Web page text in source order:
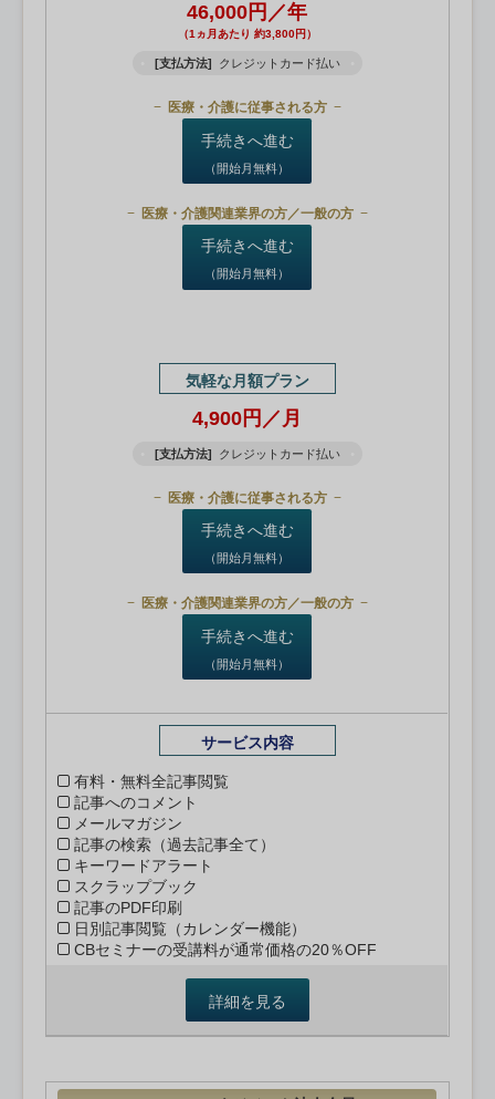
46,000円／年
（1ヵ月あたり 約3,800円）
[支払方法] クレジットカード払い
医療・介護に従事される方
手続きへ進む
（開始月無料）
医療・介護関連業界の方／一般の方
手続きへ進む
（開始月無料）
気軽な月額プラン
4,900円／月
[支払方法] クレジットカード払い
医療・介護に従事される方
手続きへ進む
（開始月無料）
医療・介護関連業界の方／一般の方
手続きへ進む
（開始月無料）
サービス内容
有料・無料全記事閲覧
記事へのコメント
メールマガジン
記事の検索（過去記事全て）
キーワードアラート
スクラップブック
記事のPDF印刷
日別記事閲覧（カレンダー機能）
CBセミナーの受講料が通常価格の20％OFF
詳細を見る